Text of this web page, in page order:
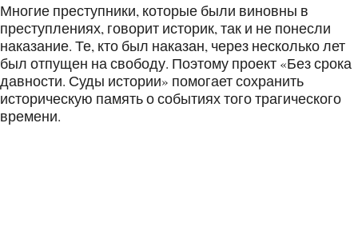
Многие преступники, которые были виновны в
преступлениях, говорит историк, так и не понесли
наказание. Те, кто был наказан, через несколько лет
был отпущен на свободу. Поэтому проект «Без срока
давности. Суды истории» помогает сохранить
историческую память о событиях того трагического
времени.